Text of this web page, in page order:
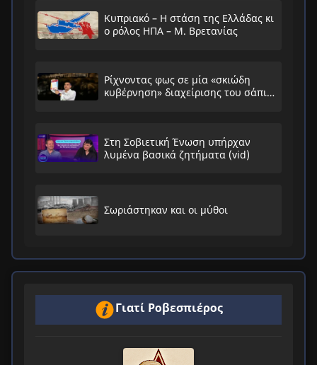
Κυπριακό – Η στάση της Ελλάδας κι
ο ρόλος ΗΠΑ – Μ. Βρετανίας
Ρίχνοντας φως σε μία «σκιώδη
κυβέρνηση» διαχείρισης του σάπιου
Στη Σοβιετική Ένωση υπήρχαν
λυμένα βασικά ζητήματα (vid)
Σωριάστηκαν και οι μύθοι
Γιατί Ροβεσπιέρος